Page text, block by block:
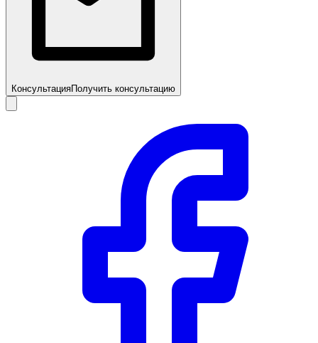
КонсультацияПолучить консультацию